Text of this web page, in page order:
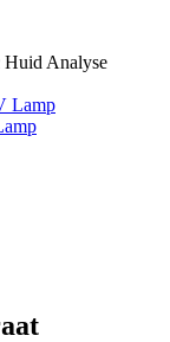
Huid Analyse